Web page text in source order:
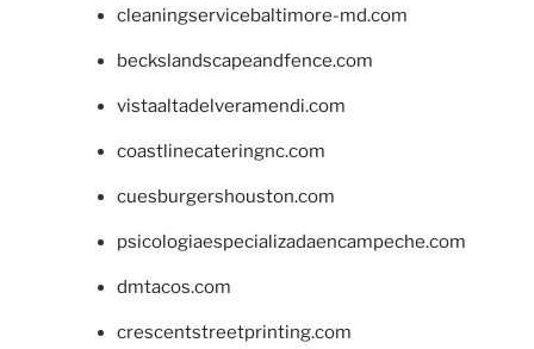
cleaningservicebaltimore-md.com
beckslandscapeandfence.com
vistaaltadelveramendi.com
coastlinecateringnc.com
cuesburgershouston.com
psicologiaespecializadaencampeche.com
dmtacos.com
crescentstreetprinting.com